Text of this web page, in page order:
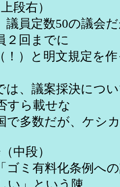
段右）
員定数50の議会だ
２回までに
と明文規定を作
、議案採決につい
否すら載せな
で多数だが、ケシ
中段）
ミ有料化条例への